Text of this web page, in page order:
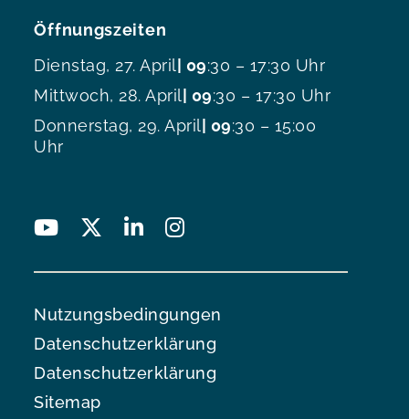
Öffnungszeiten
Dienstag, 27. April| 09:30 – 17:30 Uhr
Mittwoch, 28. April| 09:30 – 17:30 Uhr
Donnerstag, 29. April| 09:30 – 15:00
Uhr
Nutzungsbedingungen
Datenschutzerklärung
Datenschutzerklärung
Sitemap